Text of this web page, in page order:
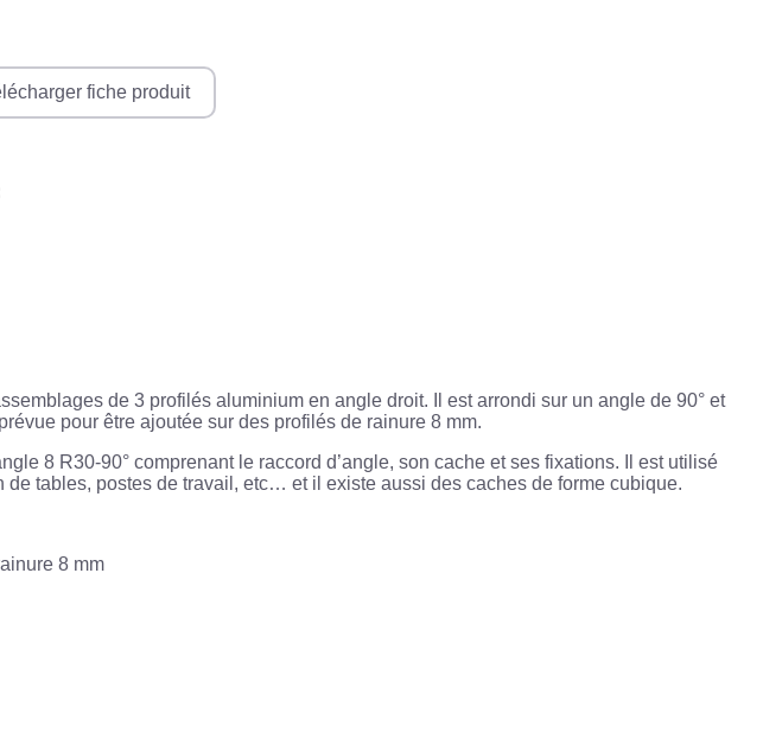
fiche produit
de 3 profilés aluminium en angle droit. Il est arrondi sur un angle de 90° et
pour être ajoutée sur des profilés de rainure 8 mm.
8 R30-90° comprenant le raccord d’angle, son cache et ses fixations. Il est utilisé
tables, postes de travail, etc… et il existe aussi des caches de forme cubique.
8 mm